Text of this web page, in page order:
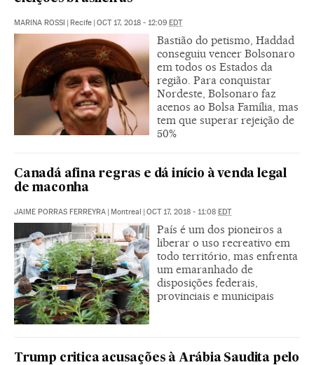
MARINA ROSSI | Recife | OCT 17, 2018 - 12:09 EDT
Bastião do petismo, Haddad
conseguiu vencer Bolsonaro
em todos os Estados da
região. Para conquistar
Nordeste, Bolsonaro faz
acenos ao Bolsa Família, mas
tem que superar rejeição de
50%
Canadá afina regras e dá início à venda legal
de maconha
JAIME PORRAS FERREYRA | Montreal | OCT 17, 2018 - 11:08 EDT
País é um dos pioneiros a
liberar o uso recreativo em
todo território, mas enfrenta
um emaranhado de
disposições federais,
provinciais e municipais
Trump critica acusações à Arábia Saudita pelo